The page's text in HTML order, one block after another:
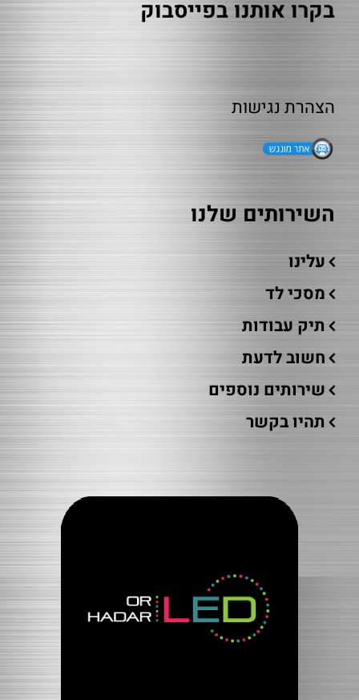
בקרו אותנו בפייסבוק
הצהרת נגישות
השירותים שלנו
עלינו
מסכי לד
תיק עבודות
חשוב לדעת
שירותים נוספים
תהיו בקשר